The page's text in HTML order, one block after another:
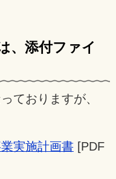
、添付ファイ
ておりますが、
実施計画書[PDF